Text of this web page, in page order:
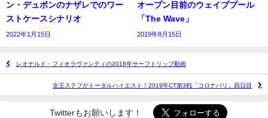
ン・デュポンのナザレでのワー
ストケースシナリオ
2022年1月15日
オープン目前のウェイブプール
「The Wave」
2019年8月15日
レオナルド・フィオラヴァンティの2018年サーフトリップ動画
女王ステフがトータルハイエスト！2019年CT第3戦「コロナバリ」四日目
Twitterもお願いします！